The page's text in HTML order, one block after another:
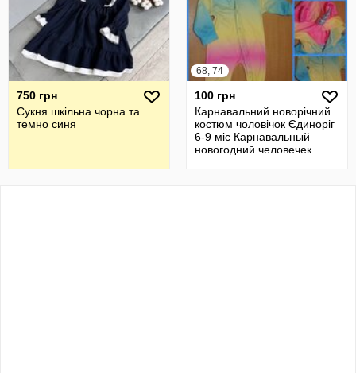
750 грн
Сукня шкільна чорна та
темно синя
68, 74
100 грн
Карнавальний новорічний
костюм чоловічок Єдиноріг
6-9 міс Карнавальный
новогодний человечек